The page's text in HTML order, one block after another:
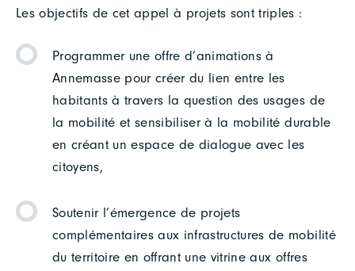
Les objectifs de cet appel à projets sont triples :
Programmer une offre d’animations à
Annemasse pour créer du lien entre les
habitants à travers la question des usages de
la mobilité et sensibiliser à la mobilité durable
en créant un espace de dialogue avec les
citoyens,
Soutenir l’émergence de projets
complémentaires aux infrastructures de mobilité
du territoire en offrant une vitrine aux offres